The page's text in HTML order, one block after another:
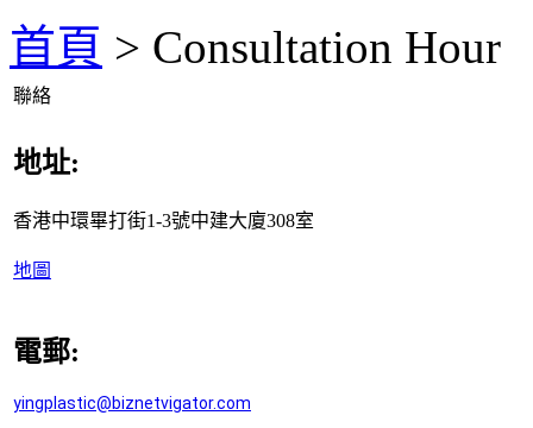
首頁 > Consultation Hour
聯絡
地址:
香港中環畢打街1-3號中建大廈308室
地圖
電郵:
yingplastic@biznetvigator.com